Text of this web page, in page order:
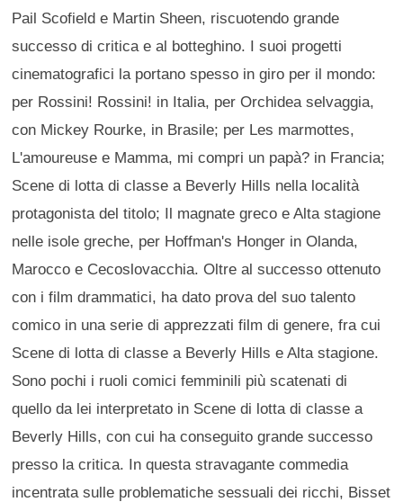
Pail Scofield e Martin Sheen, riscuotendo grande
successo di critica e al botteghino. I suoi progetti
cinematografici la portano spesso in giro per il mondo:
per Rossini! Rossini! in Italia, per Orchidea selvaggia,
con Mickey Rourke, in Brasile; per Les marmottes,
L'amoureuse e Mamma, mi compri un papà? in Francia;
Scene di lotta di classe a Beverly Hills nella località
protagonista del titolo; Il magnate greco e Alta stagione
nelle isole greche, per Hoffman's Honger in Olanda,
Marocco e Cecoslovacchia. Oltre al successo ottenuto
con i film drammatici, ha dato prova del suo talento
comico in una serie di apprezzati film di genere, fra cui
Scene di lotta di classe a Beverly Hills e Alta stagione.
Sono pochi i ruoli comici femminili più scatenati di
quello da lei interpretato in Scene di lotta di classe a
Beverly Hills, con cui ha conseguito grande successo
presso la critica. In questa stravagante commedia
incentrata sulle problematiche sessuali dei ricchi, Bisset